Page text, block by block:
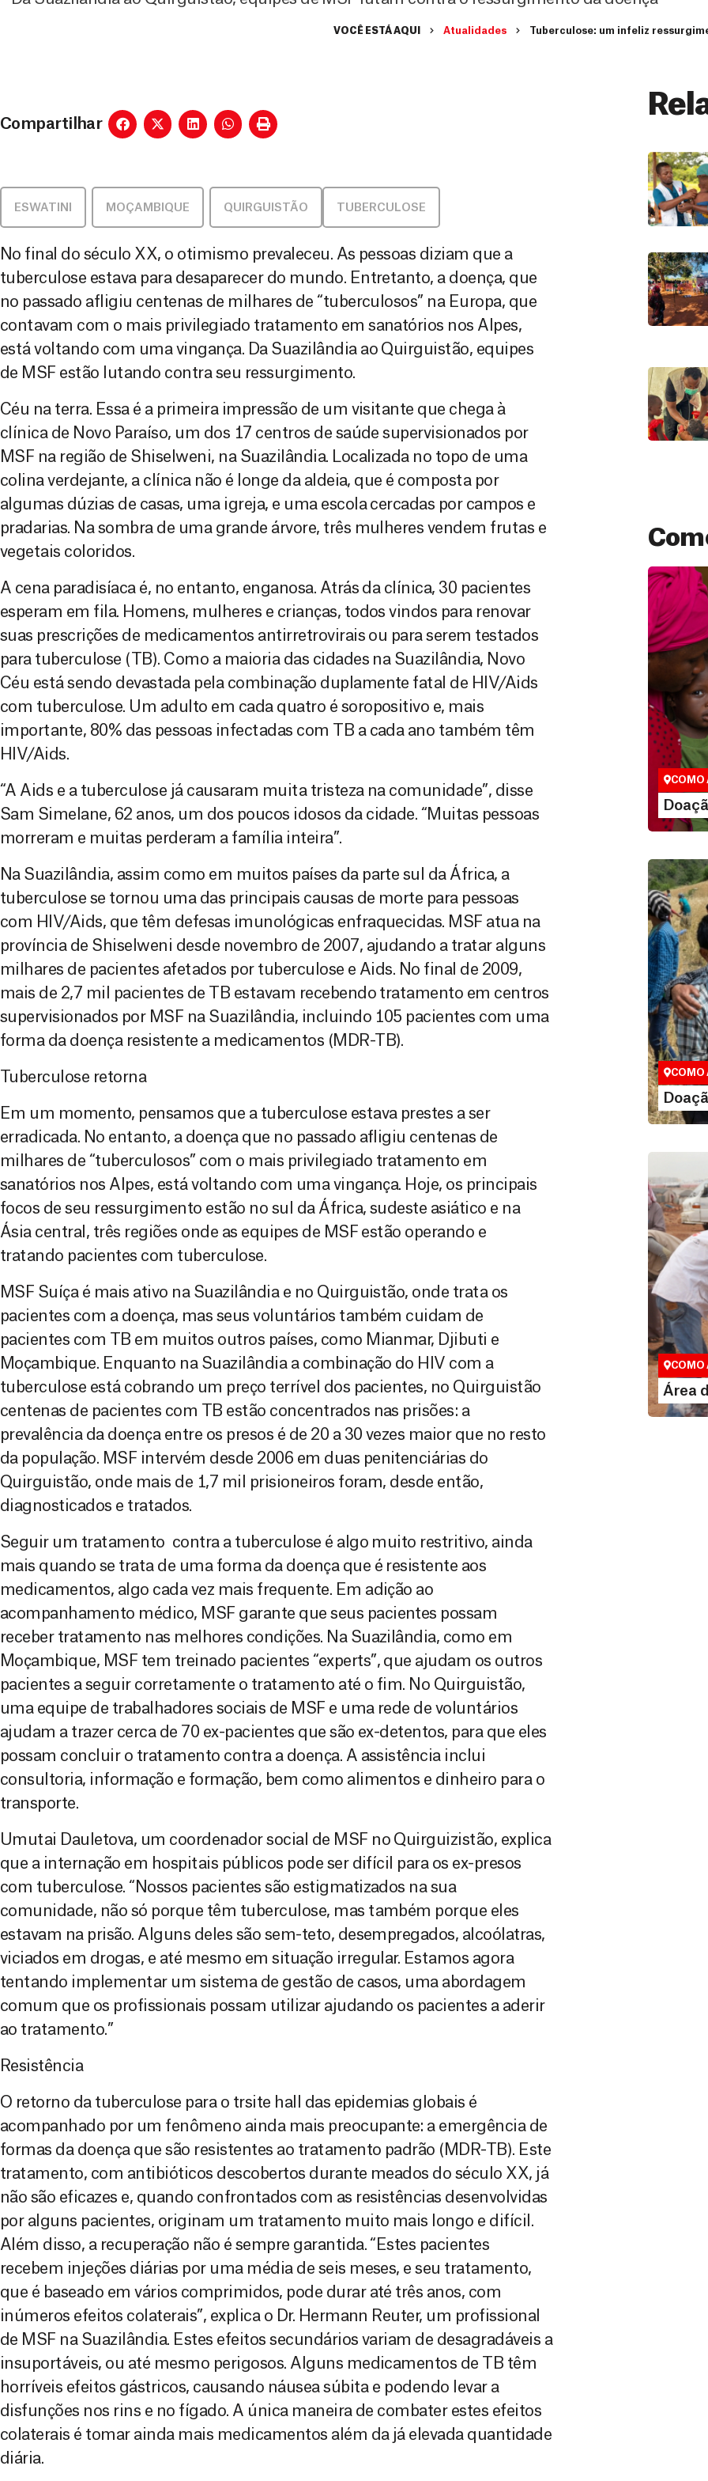
VOCÊ ESTÁ AQUI Atualidades Tuberculose: um infeliz
Compartilhar
ESWATINI MOÇAMBIQUE QUIRGUISTÃO TUBERCULOSE
No final do século XX, o otimismo prevaleceu. As pessoas diziam que a
tuberculose estava para desaparecer do mundo. Entretanto, a doença, que
no passado afligiu centenas de milhares de “tuberculosos” na Europa, que
contavam com o mais privilegiado tratamento em sanatórios nos Alpes,
está voltando com uma vingança. Da Suazilândia ao Quirguistão, equipes
de MSF estão lutando contra seu ressurgimento.
Céu na terra. Essa é a primeira impressão de um visitante que chega à
clínica de Novo Paraíso, um dos 17 centros de saúde supervisionados por
MSF na região de Shiselweni, na Suazilândia. Localizada no topo de uma
colina verdejante, a clínica não é longe da aldeia, que é composta por
algumas dúzias de casas, uma igreja, e uma escola cercadas por campos e
pradarias. Na sombra de uma grande árvore, três mulheres vendem frutas e
vegetais coloridos.
A cena paradisíaca é, no entanto, enganosa. Atrás da clínica, 30 pacientes
esperam em fila. Homens, mulheres e crianças, todos vindos para renovar
suas prescrições de medicamentos antirretrovirais ou para serem testados
para tuberculose (TB). Como a maioria das cidades na Suazilândia, Novo
Céu está sendo devastada pela combinação duplamente fatal de HIV/Aids
com tuberculose. Um adulto em cada quatro é soropositivo e, mais
importante, 80% das pessoas infectadas com TB a cada ano também têm
HIV/Aids.
“A Aids e a tuberculose já causaram muita tristeza na comunidade”, disse
Sam Simelane, 62 anos, um dos poucos idosos da cidade. “Muitas pessoas
morreram e muitas perderam a família inteira”.
Na Suazilândia, assim como em muitos países da parte sul da África, a
tuberculose se tornou uma das principais causas de morte para pessoas
com HIV/Aids, que têm defesas imunológicas enfraquecidas. MSF atua na
província de Shiselweni desde novembro de 2007, ajudando a tratar alguns
milhares de pacientes afetados por tuberculose e Aids. No final de 2009,
mais de 2,7 mil pacientes de TB estavam recebendo tratamento em centros
supervisionados por MSF na Suazilândia, incluindo 105 pacientes com uma
forma da doença resistente a medicamentos (MDR-TB).
Tuberculose retorna
Em um momento, pensamos que a tuberculose estava prestes a ser
erradicada. No entanto, a doença que no passado afligiu centenas de
milhares de “tuberculosos” com o mais privilegiado tratamento em
sanatórios nos Alpes, está voltando com uma vingança. Hoje, os principais
focos de seu ressurgimento estão no sul da África, sudeste asiático e na
Ásia central, três regiões onde as equipes de MSF estão operando e
tratando pacientes com tuberculose.
MSF Suíça é mais ativo na Suazilândia e no Quirguistão, onde trata os
pacientes com a doença, mas seus voluntários também cuidam de
pacientes com TB em muitos outros países, como Mianmar, Djibuti e
Moçambique. Enquanto na Suazilândia a combinação do HIV com a
tuberculose está cobrando um preço terrível dos pacientes, no Quirguistão
centenas de pacientes com TB estão concentrados nas prisões: a
prevalência da doença entre os presos é de 20 a 30 vezes maior que no resto
da população. MSF intervém desde 2006 em duas penitenciárias do
Quirguistão, onde mais de 1,7 mil prisioneiros foram, desde então,
diagnosticados e tratados.
Seguir um tratamento contra a tuberculose é algo muito restritivo, ainda
mais quando se trata de uma forma da doença que é resistente aos
medicamentos, algo cada vez mais frequente. Em adição ao
acompanhamento médico, MSF garante que seus pacientes possam
receber tratamento nas melhores condições. Na Suazilândia, como em
Moçambique, MSF tem treinado pacientes “experts”, que ajudam os outros
pacientes a seguir corretamente o tratamento até o fim. No Quirguistão,
uma equipe de trabalhadores sociais de MSF e uma rede de voluntários
ajudam a trazer cerca de 70 ex-pacientes que são ex-detentos, para que eles
possam concluir o tratamento contra a doença. A assistência inclui
consultoria, informação e formação, bem como alimentos e dinheiro para o
transporte.
Umutai Dauletova, um coordenador social de MSF no Quirguizistão, explica
que a internação em hospitais públicos pode ser difícil para os ex-presos
com tuberculose. “Nossos pacientes são estigmatizados na sua
comunidade, não só porque têm tuberculose, mas também porque eles
estavam na prisão. Alguns deles são sem-teto, desempregados, alcoólatras,
viciados em drogas, e até mesmo em situação irregular. Estamos agora
tentando implementar um sistema de gestão de casos, uma abordagem
comum que os profissionais possam utilizar ajudando os pacientes a aderir
ao tratamento.”
Resistência
O retorno da tuberculose para o trsite hall das epidemias globais é
acompanhado por um fenômeno ainda mais preocupante: a emergência de
formas da doença que são resistentes ao tratamento padrão (MDR-TB). Este
tratamento, com antibióticos descobertos durante meados do século XX, já
não são eficazes e, quando confrontados com as resistências desenvolvidas
por alguns pacientes, originam um tratamento muito mais longo e difícil.
Além disso, a recuperação não é sempre garantida. “Estes pacientes
recebem injeções diárias por uma média de seis meses, e seu tratamento,
que é baseado em vários comprimidos, pode durar até três anos, com
inúmeros efeitos colaterais”, explica o Dr. Hermann Reuter, um profissional
de MSF na Suazilândia. Estes efeitos secundários variam de desagradáveis a
insuportáveis, ou até mesmo perigosos. Alguns medicamentos de TB têm
horríveis efeitos gástricos, causando náusea súbita e podendo levar a
disfunções nos rins e no fígado. A única maneira de combater estes efeitos
colaterais é tomar ainda mais medicamentos além da já elevada quantidade
diária.
Doação
São as
que nos
vidas em
COMO
Você
maneiras,
valor que
COMO
Área
Espaço
COMO
Área